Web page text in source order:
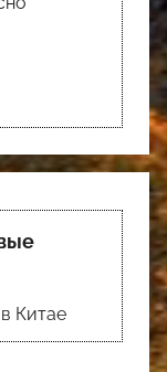
Китае